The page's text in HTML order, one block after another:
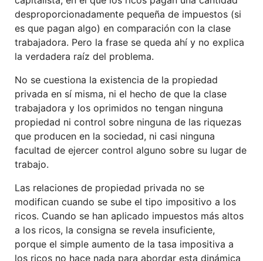
desproporcionadamente pequeña de impuestos (si
es que pagan algo) en comparación con la clase
trabajadora. Pero la frase se queda ahí y no explica
la verdadera raíz del problema.
No se cuestiona la existencia de la propiedad
privada en sí misma, ni el hecho de que la clase
trabajadora y los oprimidos no tengan ninguna
propiedad ni control sobre ninguna de las riquezas
que producen en la sociedad, ni casi ninguna
facultad de ejercer control alguno sobre su lugar de
trabajo.
Las relaciones de propiedad privada no se
modifican cuando se sube el tipo impositivo a los
ricos. Cuando se han aplicado impuestos más altos
a los ricos, la consigna se revela insuficiente,
porque el simple aumento de la tasa impositiva a
los ricos no hace nada para abordar esta dinámica